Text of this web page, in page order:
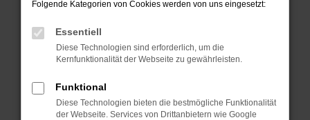
Beim Laden ist ein Fehler aufgetreten.
Hier sind ein paar Tipps, die dir helfen können:
Überprüfe deine Firewall und deine
Laden andere Webseiten, zum Beispiel
deine Suchmaschine?
Folgende Kategorien von Cookies werden von uns eingesetzt:
Essentiell
Diese Technologien sind erforderlich, um die
Kernfunktionalität der Webseite zu gewährleisten.
Funktional
Diese Technologien bieten die bestmögliche Funktionalität
der Webseite. Services von Drittanbietern wie Google